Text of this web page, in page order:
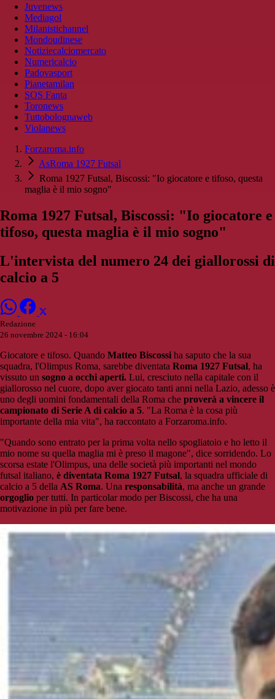
Juvenews
Mediagol
Milanistichannel
Mondoudinese
Notiziecalciomercato
Numericalcio
Padovasport
Pianetamilan
SOS Fanta
Toronews
Tuttobolognaweb
Violanews
Forzaroma.info
AsRoma 1927 Futsal
Roma 1927 Futsal, Biscossi: "Io giocatore e tifoso, questa
maglia è il mio sogno"
Roma 1927 Futsal, Biscossi: "Io giocatore e
tifoso, questa maglia è il mio sogno"
L'intervista del numero 24 dei giallorossi di
calcio a 5
Redazione
26 novembre 2024 - 16:04
Giocatore e tifoso. Quando Matteo Biscossi ha saputo che la sua
squadra, l'Olimpus Roma, sarebbe diventata Roma 1927 Futsal, ha
vissuto un sogno a occhi aperti. Lui, cresciuto nella capitale con il
giallorosso nel cuore, dopo aver giocato tanti anni nella Lazio, adesso è
uno degli uomini fondamentali della Roma che proverà a vincere il
campionato di Serie A di calcio a 5. "La Roma è la cosa più
importante della mia vita", ha raccontato a Forzaroma.info.
"Quando sono entrato per la prima volta nello spogliatoio e ho letto il
mio nome su quella maglia mi è preso il magone", dice sorridendo. Lo
scorsa estate l'Olimpus, una delle società più importanti nel mondo
futsal italiano, è diventata Roma 1927 Futsal, la squadra ufficiale di
calcio a 5 della AS Roma. Una responsabilità, ma anche un grande
orgoglio per tutti. In particolar modo per Biscossi, che ha una
motivazione in più per fare bene.